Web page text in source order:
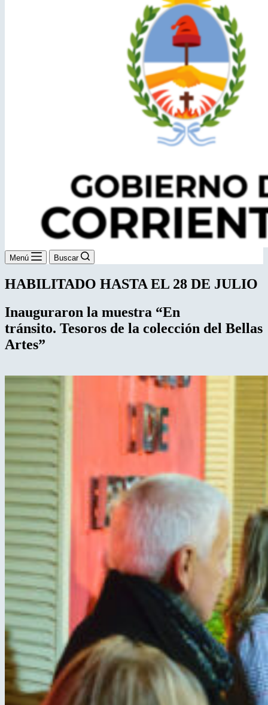
Menú Buscar
HABILITADO HASTA EL 28 DE JULIO
Inauguraron la muestra “En
tránsito. Tesoros de la colección del Bellas
Artes”